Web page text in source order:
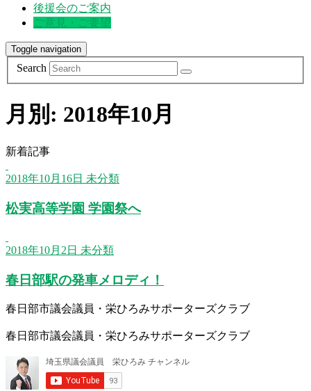
後援会のご案内
ご意見・ご要望
Toggle navigation
Search
月別: 2018年10月
新着記事
2018年10月16日 未分類
松実高等学園 学園祭へ
2018年10月2日 未分類
春日部駅の発車メロディ！
春日部市議会議員・栄ひろみサポーターズクラブ
春日部市議会議員・栄ひろみサポーターズクラブ